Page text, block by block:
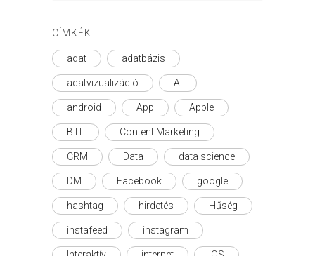
CÍMKÉK
adat adatbázis
adatvizualizáció AI
android App Apple
BTL Content Marketing
CRM Data data science
DM Facebook google
hashtag hirdetés Hűség
instafeed instagram